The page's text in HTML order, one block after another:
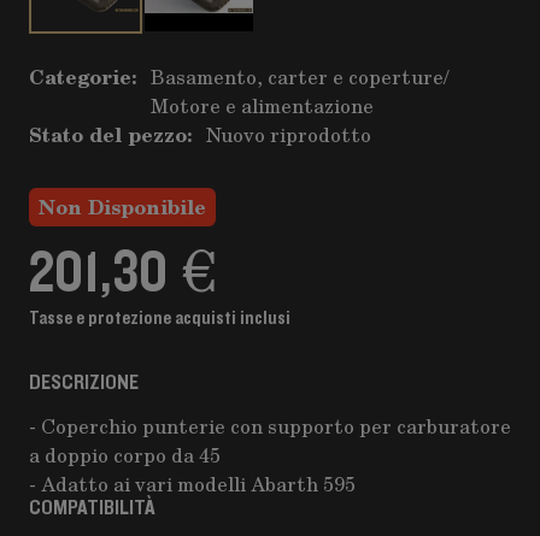
Categorie: Basamento, carter e coperture/
Motore e alimentazione
Stato del pezzo: Nuovo riprodotto
Non Disponibile
201,30 €
Tasse e protezione acquisti inclusi
DESCRIZIONE
- Coperchio punterie con supporto per carburatore
a doppio corpo da 45
- Adatto ai vari modelli Abarth 595
COMPATIBILITÀ